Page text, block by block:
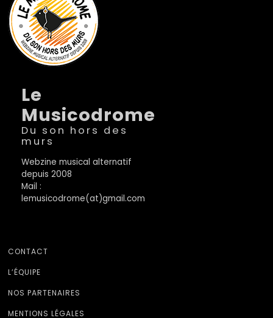
Le
Musicodrome
Du son hors des
murs
Webzine musical alternatif
depuis 2008
Mail :
lemusicodrome(at)gmail.com
CONTACT
L’ÉQUIPE
NOS PARTENAIRES
MENTIONS LÉGALES